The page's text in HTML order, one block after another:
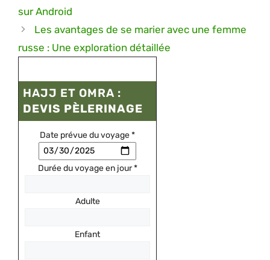
sur Android
Les avantages de se marier avec une femme
russe : Une exploration détaillée
HAJJ ET OMRA :
DEVIS PÈLERINAGE
Date prévue du voyage*
Durée du voyage en jour*
Adulte
Enfant